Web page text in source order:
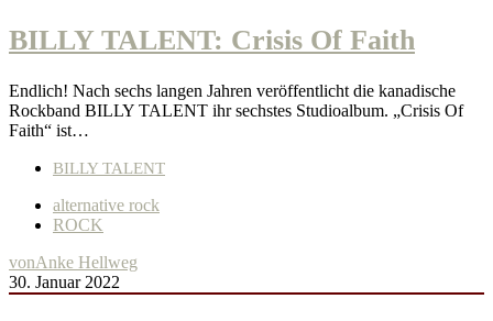
BILLY TALENT: Crisis Of Faith
Endlich! Nach sechs langen Jahren veröffentlicht die kanadische
Rockband BILLY TALENT ihr sechstes Studioalbum. „Crisis Of
Faith“ ist…
BILLY TALENT
alternative rock
ROCK
vonAnke Hellweg
30. Januar 2022